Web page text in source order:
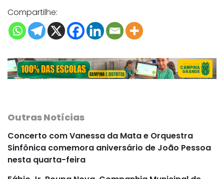
Compartilhe:
Outras Notícias
Concerto com Vanessa da Mata e Orquestra
Sinfônica comemora aniversário de João Pessoa
nesta quarta-feira